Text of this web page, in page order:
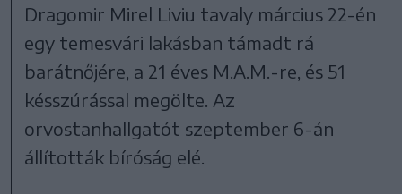
Dragomir Mirel Liviu tavaly március 22-én
egy temesvári lakásban támadt rá
barátnőjére, a 21 éves M.A.M.-re, és 51
késszúrással megölte. Az
orvostanhallgatót szeptember 6-án
állították bíróság elé.